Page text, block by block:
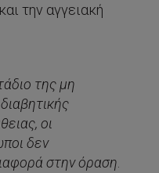
την αγγειακή
της μη
οι
δεν
στην όραση